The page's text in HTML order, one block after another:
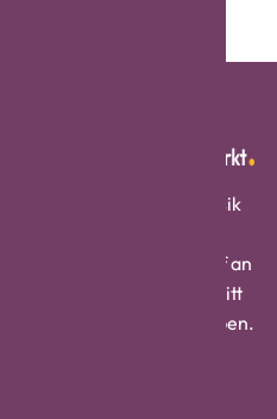
Vier Tage Tradition, Musik
historischen Gastrodorf an
der Viktoriaallee – Eintritt
frei, für alle Altersgruppen.